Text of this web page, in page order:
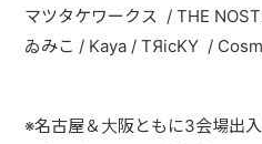
マツタケワークス / THE
ゐみこ / Kaya / TЯicKY /
※名古屋＆大阪ともに3会場出